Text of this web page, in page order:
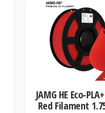
JAMG HE Eco-
Red Filament